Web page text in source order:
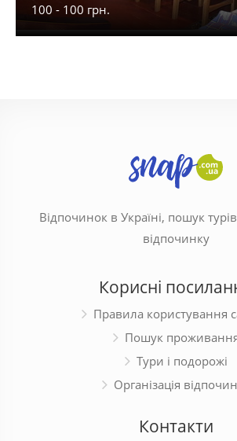
100 - 100 грн.
Відпочинок в Україні, пошук
відпочинку
Корисні
Правила користування
Пошук
Тури і подорожі
Організація
Контакти